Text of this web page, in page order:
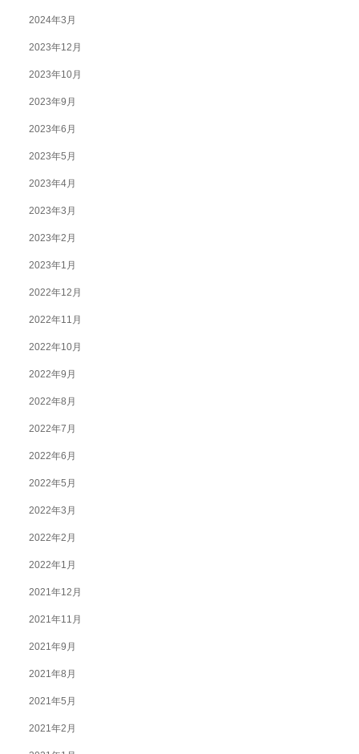
2024年3月
2023年12月
2023年10月
2023年9月
2023年6月
2023年5月
2023年4月
2023年3月
2023年2月
2023年1月
2022年12月
2022年11月
2022年10月
2022年9月
2022年8月
2022年7月
2022年6月
2022年5月
2022年3月
2022年2月
2022年1月
2021年12月
2021年11月
2021年9月
2021年8月
2021年5月
2021年2月